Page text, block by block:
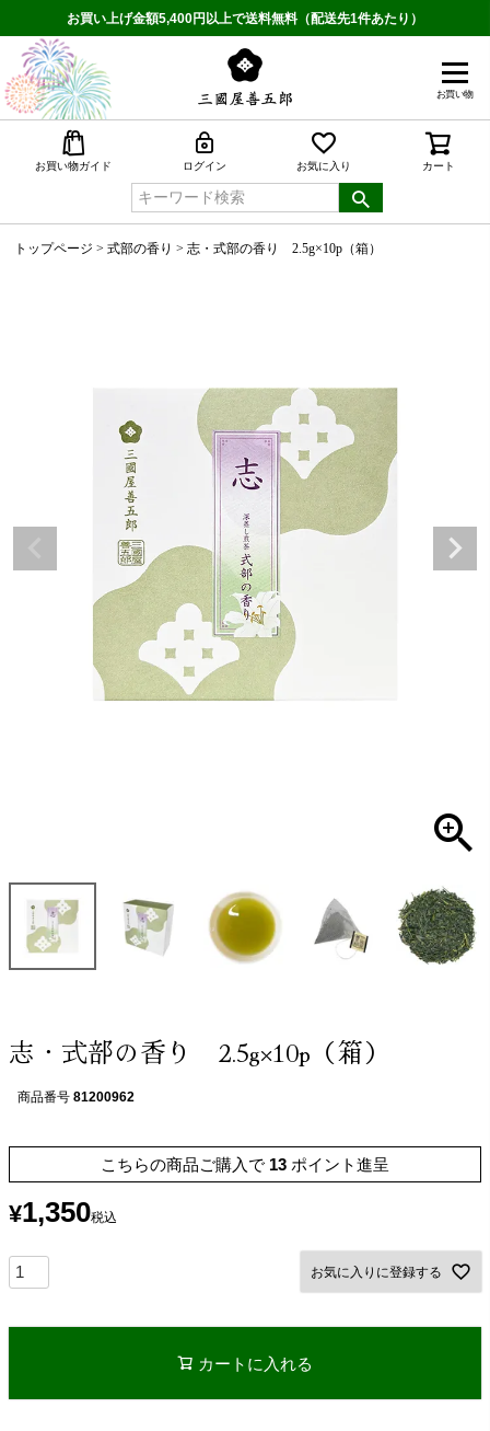
お買い上げ金額5,400円以上で送料無料（配送先1件あたり）
お買い物
お買い物ガイド ログイン お気に入り カート
トップページ 式部の香り 志・式部の香り 2.5g×10p（箱）
志・式部の香り 2.5g×10p（箱）
商品番号 81200962
こちらの商品ご購入で 13 ポイント進呈
¥1,350税込
お気に入りに登録する
カートに入れる